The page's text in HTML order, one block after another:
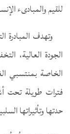
للقيم والمبادىء
وتهدف
الجودة العالية،
الخاصة بمنتسبي
فترات طويلة
حدتها وتأثيراتها